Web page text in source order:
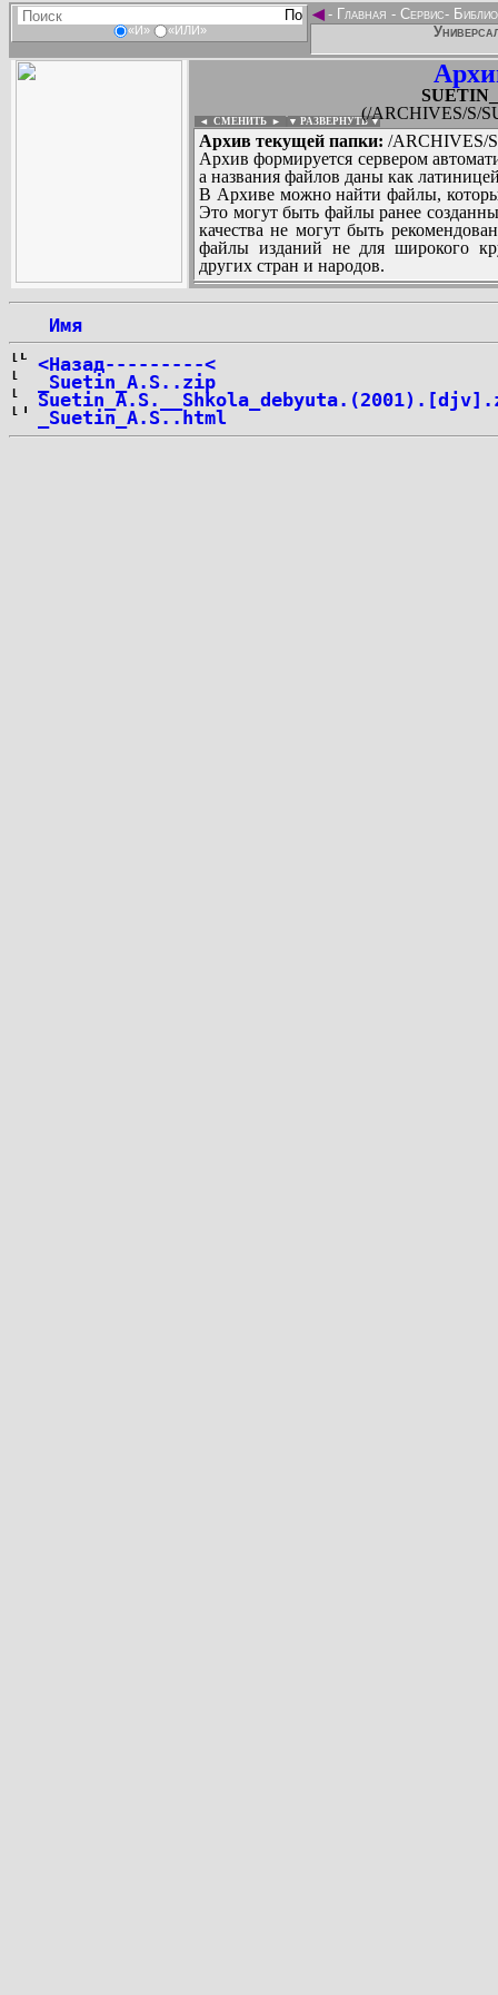
«И» «ИЛИ»
◄- Главная - Сервис-
(/ARCHIVES/S/
◄ СМЕНИТЬ ► ▼ РАЗВЕРНУТЬ ▼
Архив текущей папки: /ARCHIVES/
Архив формируется сервером
а названия файлов даны как
В Архиве можно найти файлы,
Это могут быть файлы ранее
качества не могут быть
файлы изданий не для широкого
других стран и народов.
Имя
<Назад---------<
_Suetin_A.S..zip
_Suetin_A.S..html